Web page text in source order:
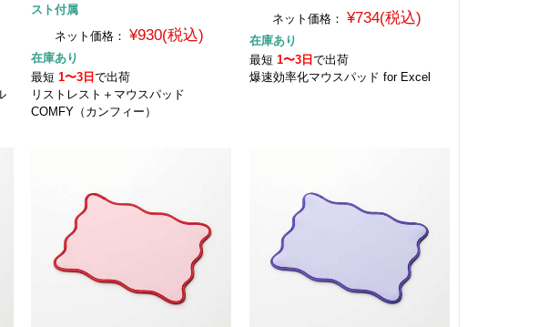
スト付属
ネット価格：
¥930(税込)
在庫あり
最短1〜3日で出荷
リストレスト＋マウスパッド
COMFY（カンフィー）
ネット価格：
¥734(税込)
在庫あり
最短 1〜3日 で出荷
爆速効率化マウスパッド for Excel